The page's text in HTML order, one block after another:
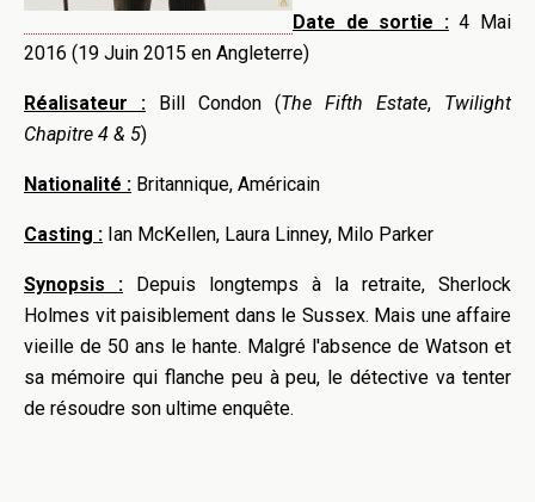
Date de sortie :4 Mai
2016 (19 Juin 2015 en Angleterre)
Réalisateur : Bill Condon (The Fifth Estate, Twilight
Chapitre 4 & 5)
Nationalité : Britannique, Américain
Casting : Ian McKellen, Laura Linney, Milo Parker
Synopsis : Depuis longtemps à la retraite, Sherlock
Holmes vit paisiblement dans le Sussex. Mais une affaire
vieille de 50 ans le hante. Malgré l'absence de Watson et
sa mémoire qui flanche peu à peu, le détective va tenter
de résoudre son ultime enquête.